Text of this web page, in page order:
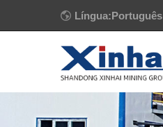
Língua:Português